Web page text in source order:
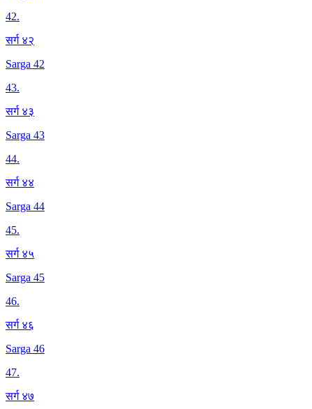
42.
सर्ग ४२
Sarga 42
43.
सर्ग ४३
Sarga 43
44.
सर्ग ४४
Sarga 44
45.
सर्ग ४५
Sarga 45
46.
सर्ग ४६
Sarga 46
47.
सर्ग ४७